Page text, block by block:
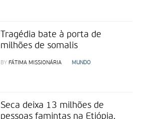
Tragédia bate à porta de
milhões de somalis
BYFÁTIMA MISSIONÁRIA MUNDO
Seca deixa 13 milhões de
pessoas famintas na Etiópia,